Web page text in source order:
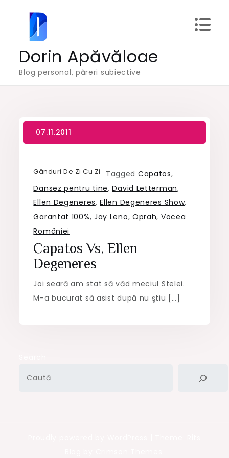
content
Dorin Apăvăloae
Blog personal, păreri subiective
Gânduri De Zi Cu Zi Tagged Capatos,
Dansez pentru tine,David Letterman,
Ellen Degeneres,Ellen Degeneres Show,
Garantat 100%, Jay Leno, Oprah, Vocea
României
Capatos Vs. Ellen
Degeneres
Joi seară am stat să văd meciul Stelei.
M-a bucurat să asist după nu ştiu […]